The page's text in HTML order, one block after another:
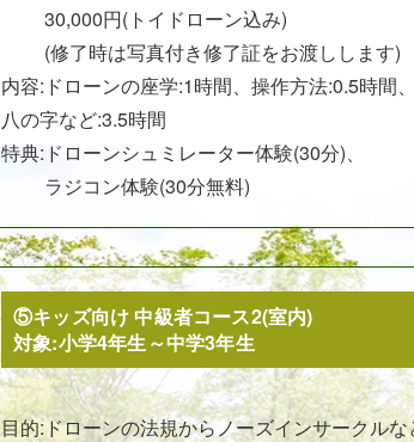
30,000円(トイドローン込み)
(修了時は写真付き修了証をお渡しします)
内容:ドローンの座学:1時間、操作方法:0.5時間、
八の字など:3.5時間
特典: ドローンシュミレーター体験(30分)、
ラジコン体験(30分無料)
⑤キッズ向け 中級者コース2(室内)
対象:小学4年生～中学3年生
目的:ドローンの法規からノーズインサークル